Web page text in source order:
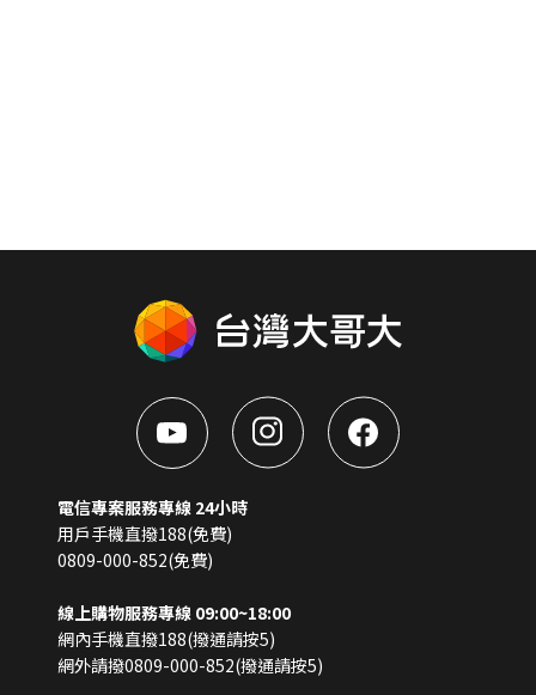
電信專案服務專線 24小時
用戶手機直撥188(免費)
0809-000-852(免費)
線上購物服務專線 09:00~18:00
網內手機直撥188(撥通請按5)
網外請撥0809-000-852(撥通請按5)